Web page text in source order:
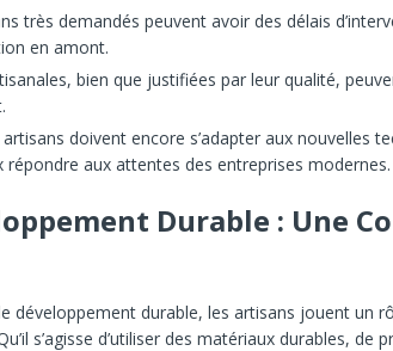
très demandés peuvent avoir des délais
en amont.
bien que justifiées par leur qualité,
artisans doivent encore s’adapter aux nouvelles
aux attentes des entreprises modernes.
Durable : Une
développement durable, les artisans jouent un
s’agisse d’utiliser des matériaux durables, de